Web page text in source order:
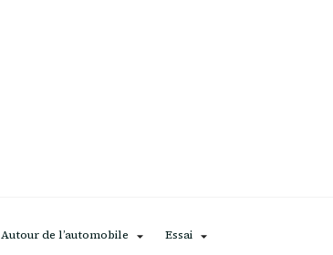
Autour de l’automobile Essai